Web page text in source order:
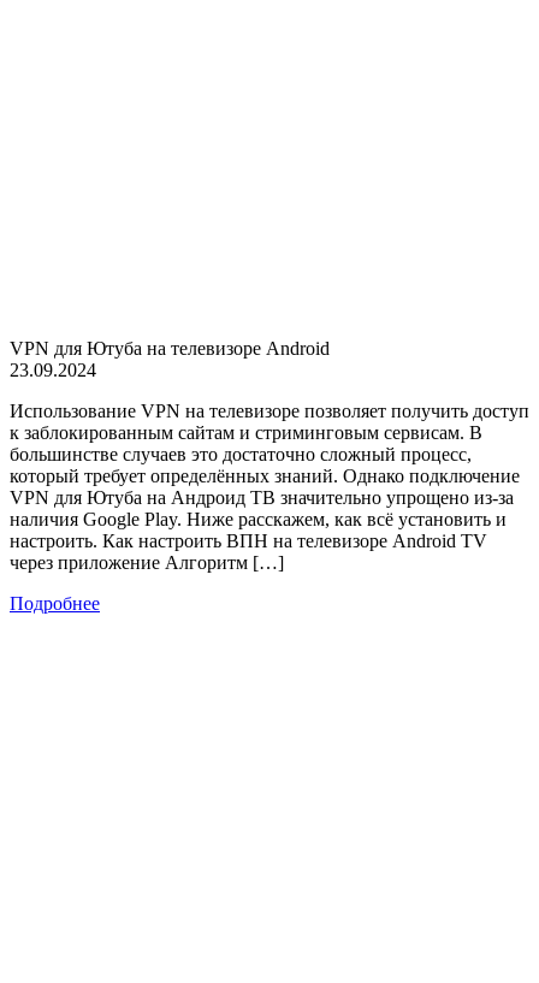
VPN для Ютуба на телевизоре Android
23.09.2024
Использование VPN на телевизоре позволяет получить доступ
к заблокированным сайтам и стриминговым сервисам. В
большинстве случаев это достаточно сложный процесс,
который требует определённых знаний. Однако подключение
VPN для Ютуба на Андроид ТВ значительно упрощено из-за
наличия Google Play. Ниже расскажем, как всё установить и
настроить. Как настроить ВПН на телевизоре Android TV
через приложение Алгоритм […]
Подробнее